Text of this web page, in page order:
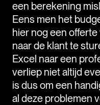
een berekening
Eens men het
hier nog een
naar de klant te
Excel naar een
verliep niet altijd
is dus om een
al deze problemen